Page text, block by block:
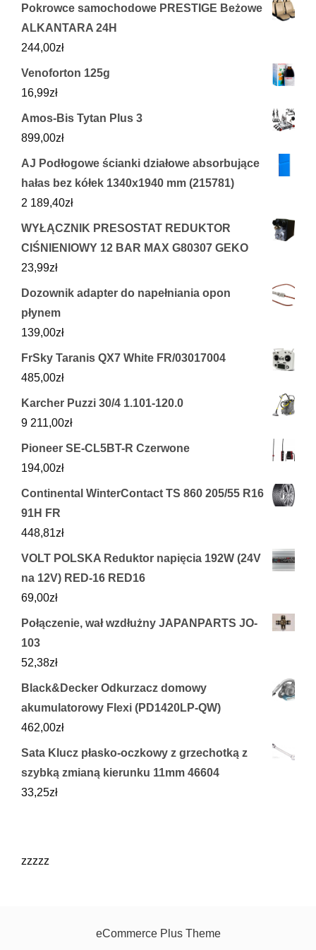
Pokrowce samochodowe PRESTIGE Beżowe
ALKANTARA 24H
244,00zł
Venoforton 125g
16,99zł
Amos-Bis Tytan Plus 3
899,00zł
AJ Podłogowe ścianki działowe absorbujące
hałas bez kółek 1340x1940 mm (215781)
2 189,40zł
WYŁĄCZNIK PRESOSTAT REDUKTOR
CIŚNIENIOWY 12 BAR MAX G80307 GEKO
23,99zł
Dozownik adapter do napełniania opon
płynem
139,00zł
FrSky Taranis QX7 White FR/03017004
485,00zł
Karcher Puzzi 30/4 1.101-120.0
9 211,00zł
Pioneer SE-CL5BT-R Czerwone
194,00zł
Continental WinterContact TS 860 205/55 R16
91H FR
448,81zł
VOLT POLSKA Reduktor napięcia 192W (24V
na 12V) RED-16 RED16
69,00zł
Połączenie, wał wzdłużny JAPANPARTS JO-
103
52,38zł
Black&Decker Odkurzacz domowy
akumulatorowy Flexi (PD1420LP-QW)
462,00zł
Sata Klucz płasko-oczkowy z grzechotką z
szybką zmianą kierunku 11mm 46604
33,25zł
zzzzz
eCommerce Plus Theme